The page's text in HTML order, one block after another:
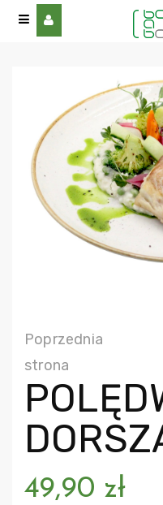
Poprzednia
strona
49,90 zł